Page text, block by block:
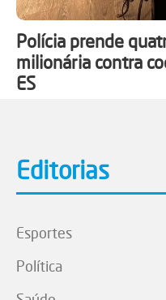
Polícia prende
milionária contra
ES
Editorias
Esportes
Política